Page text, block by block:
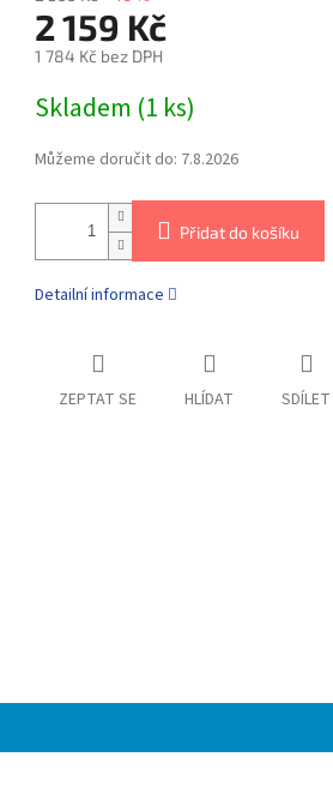
2 159 Kč
1 784 Kč bez DPH
Skladem (1 ks)
Můžeme doručit do: 7.8.2026
Přidat do košíku
Detailní informace
ZEPTAT SE HLÍDAT SDÍLET